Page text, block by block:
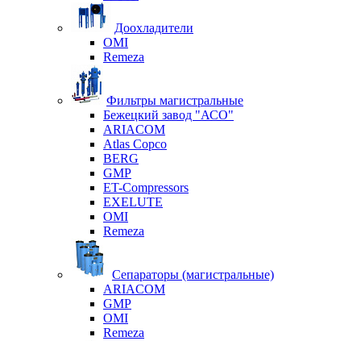
Доохладители
OMI
Remeza
Фильтры магистральные
Бежецкий завод "АСО"
ARIACOM
Atlas Copco
BERG
GMP
ET-Compressors
EXELUTE
OMI
Remeza
Сепараторы (магистральные)
ARIACOM
GMP
OMI
Remeza